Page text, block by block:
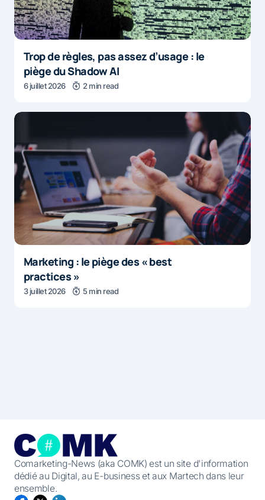
Trop de règles, pas assez d’usage : le
piège du Shadow AI
6 juillet 2026 2 min read
Marketing : le piège des « best
practices »
3 juillet 2026 5 min read
Comarketing-News (aka COMK) est un site d'information
dédié au Digital, au E-business et aux Martech dans leur
ensemble.